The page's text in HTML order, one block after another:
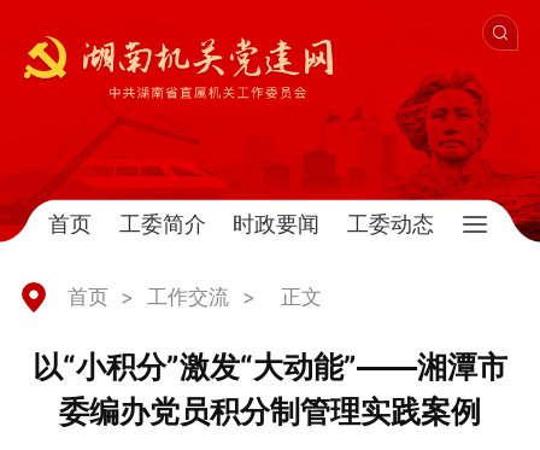
首页 工委简介 时政要闻 工委动态
首页 > 工作交流 > 正文
以“小积分”激发“大动能”——湘潭市
委编办党员积分制管理实践案例